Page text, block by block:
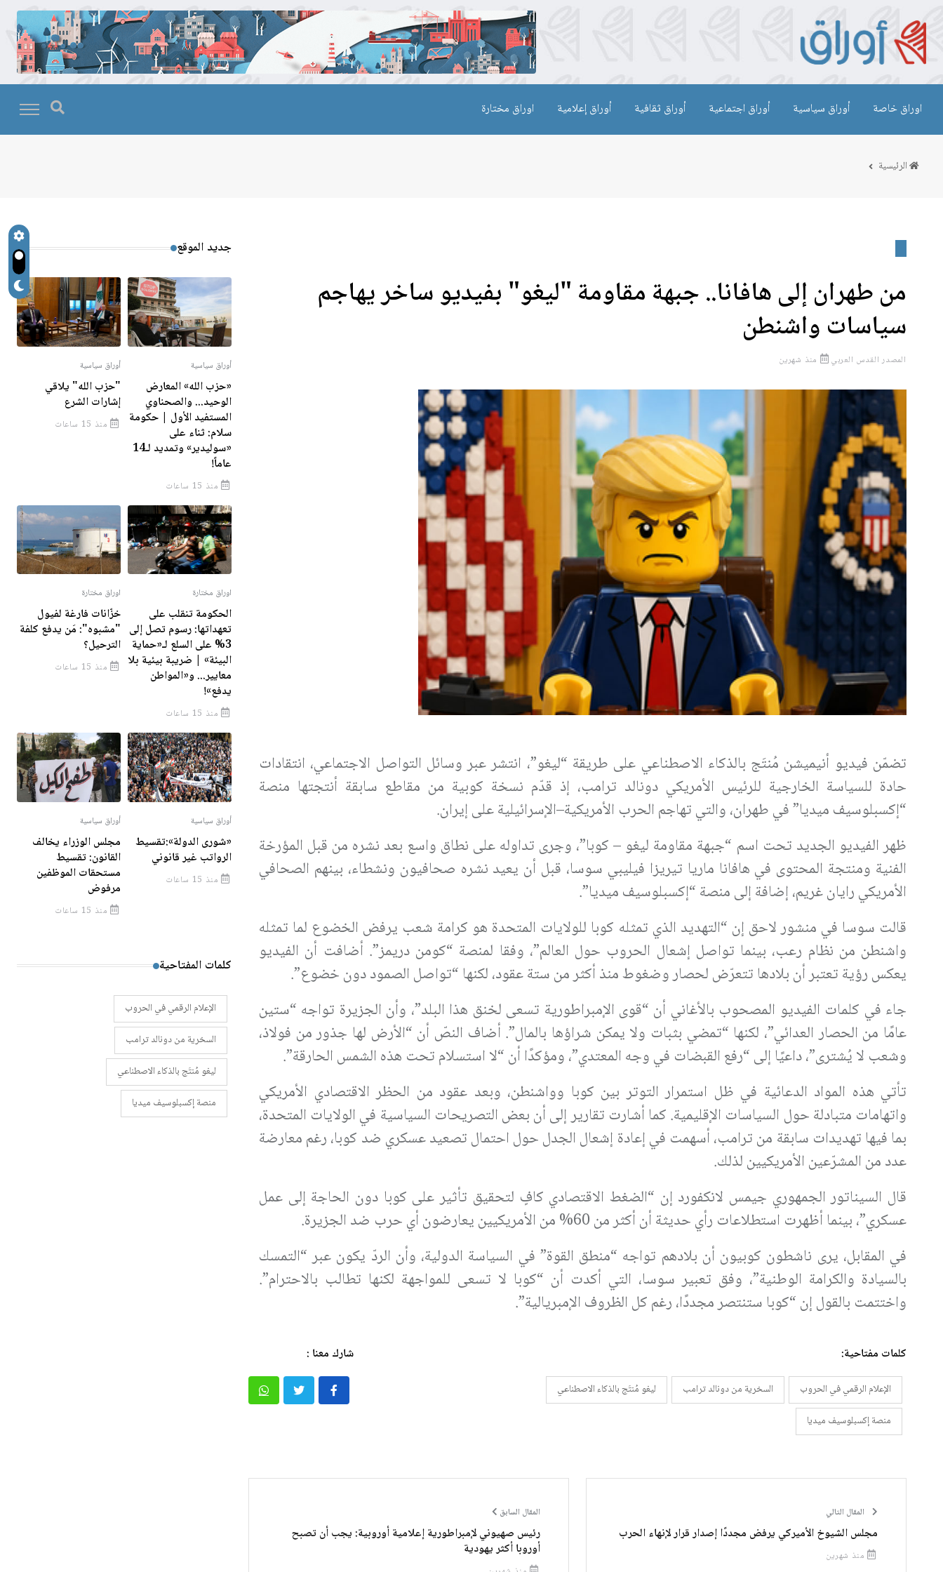
اوراق خاصة أوراق سياسية أوراق اجتماعية أوراق ثقافية أوراق إعلامية اوراق مختارة
الرئيسية
من طهران إلى هافانا.. جبهة مقاومة "ليغو" بفيديو ساخر يهاجم
سياسات واشنطن
المصدرالقدس العربي منذ شهرين
تضمّن فيديو أنيميشن مُنتَج بالذكاء الاصطناعي على طريقة “ليغو”، انتشر عبر وسائل التواصل الاجتماعي، انتقادات
حادة للسياسة الخارجية للرئيس الأمريكي دونالد ترامب، إذ قدّم نسخة كوبية من مقاطع سابقة أنتجتها منصة
“إكسبلوسيف ميديا” في طهران، والتي تهاجم الحرب الأمريكية–الإسرائيلية على إيران.
ظهر الفيديو الجديد تحت اسم “جبهة مقاومة ليغو – كوبا”، وجرى تداوله على نطاق واسع بعد نشره من قبل المؤرخة
الفنية ومنتجة المحتوى في هافانا ماريا تيريزا فيليبي سوسا، قبل أن يعيد نشره صحافيون ونشطاء، بينهم الصحافي
الأمريكي رايان غريم، إضافة إلى منصة “إكسبلوسيف ميديا”.
قالت سوسا في منشور لاحق إن “التهديد الذي تمثله كوبا للولايات المتحدة هو كرامة شعب يرفض الخضوع لما تمثله
واشنطن من نظام رعب، بينما تواصل إشعال الحروب حول العالم”، وفقا لمنصة “كومن دريمز”. أضافت أن الفيديو
يعكس رؤية تعتبر أن بلادها تتعرّض لحصار وضغوط منذ أكثر من ستة عقود، لكنها “تواصل الصمود دون خضوع”.
جاء في كلمات الفيديو المصحوب بالأغاني أن “قوى الإمبراطورية تسعى لخنق هذا البلد”، وأن الجزيرة تواجه “ستين
عامًا من الحصار العدائي”، لكنها “تمضي بثبات ولا يمكن شراؤها بالمال”. أضاف النصّ أن “الأرض لها جذور من فولاذ،
وشعب لا يُشترى”، داعيًا إلى “رفع القبضات في وجه المعتدي”، ومؤكدًا أن “لا استسلام تحت هذه الشمس الحارقة”.
تأتي هذه المواد الدعائية في ظل استمرار التوتر بين كوبا وواشنطن، وبعد عقود من الحظر الاقتصادي الأمريكي
واتهامات متبادلة حول السياسات الإقليمية. كما أشارت تقارير إلى أن بعض التصريحات السياسية في الولايات المتحدة،
بما فيها تهديدات سابقة من ترامب، أسهمت في إعادة إشعال الجدل حول احتمال تصعيد عسكري ضد كوبا، رغم معارضة
عدد من المشرّعين الأمريكيين لذلك.
قال السيناتور الجمهوري جيمس لانكفورد إن “الضغط الاقتصادي كافٍ لتحقيق تأثير على كوبا دون الحاجة إلى عمل
عسكري”، بينما أظهرت استطلاعات رأي حديثة أن أكثر من 60% من الأمريكيين يعارضون أي حرب ضد الجزيرة.
في المقابل، يرى ناشطون كوبيون أن بلادهم تواجه “منطق القوة” في السياسة الدولية، وأن الردّ يكون عبر “التمسك
بالسيادة والكرامة الوطنية”، وفق تعبير سوسا، التي أكدت أن “كوبا لا تسعى للمواجهة لكنها تطالب بالاحترام”.
واختتمت بالقول إن “كوبا ستنتصر مجددًا، رغم كل الظروف الإمبريالية”.
كلمات مفتاحية:
الإعلام الرقمي في الحروب السخرية من دونالد ترامب
ليغو مُنتَج بالذكاء الاصطناعي
منصة إكسبلوسيف ميديا
شارك معنا :
المقال التالي
مجلس الشيوخ الأميركي يرفض مجددًا إصدار قرار لإنهاء الحرب
منذ شهرين
المقال السابق
رئيس صهيوني لإمبراطورية إعلامية أوروبية: يجب أن تصبح
أوروبا أكثر يهودية
جديد الموقع
أوراق سياسية
«حزب الله» المعارض
الوحيد... والصحناوي
المستفيد الأول | حكومة
سلام: ثناء على
«سوليدير» وتمديد لـ14
عاماً!
منذ 15 ساعات
أوراق سياسية
"حزب الله" يلاقي
إشارات الشرع
منذ 15 ساعات
اوراق مختارة
الحكومة تنقلب على
تعهداتها: رسوم تصل إلى
3% على السلع لـ«حماية
البيئة» | ضريبة بيئية بلا
معايير... و«المواطن
يدفع»!
منذ 15 ساعات
اوراق مختارة
خزّانات فارغة لفيول
"مشبوه": مَن يدفع كلفة
الترحيل؟
منذ 15 ساعات
أوراق سياسية
«شورى الدولة»:تقسيط
الرواتب غير قانوني
منذ 15 ساعات
أوراق سياسية
مجلس الوزراء يخالف
القانون: تقسيط
مستحقات الموظفين
مرفوض
منذ 15 ساعات
كلمات المفتاحية
الإعلام الرقمي في الحروب
السخرية من دونالد ترامب
ليغو مُنتَج بالذكاء الاصطناعي
منصة إكسبلوسيف ميديا